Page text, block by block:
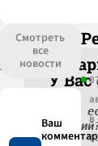
Смотреть
все
новости
в
У Вас
У вас